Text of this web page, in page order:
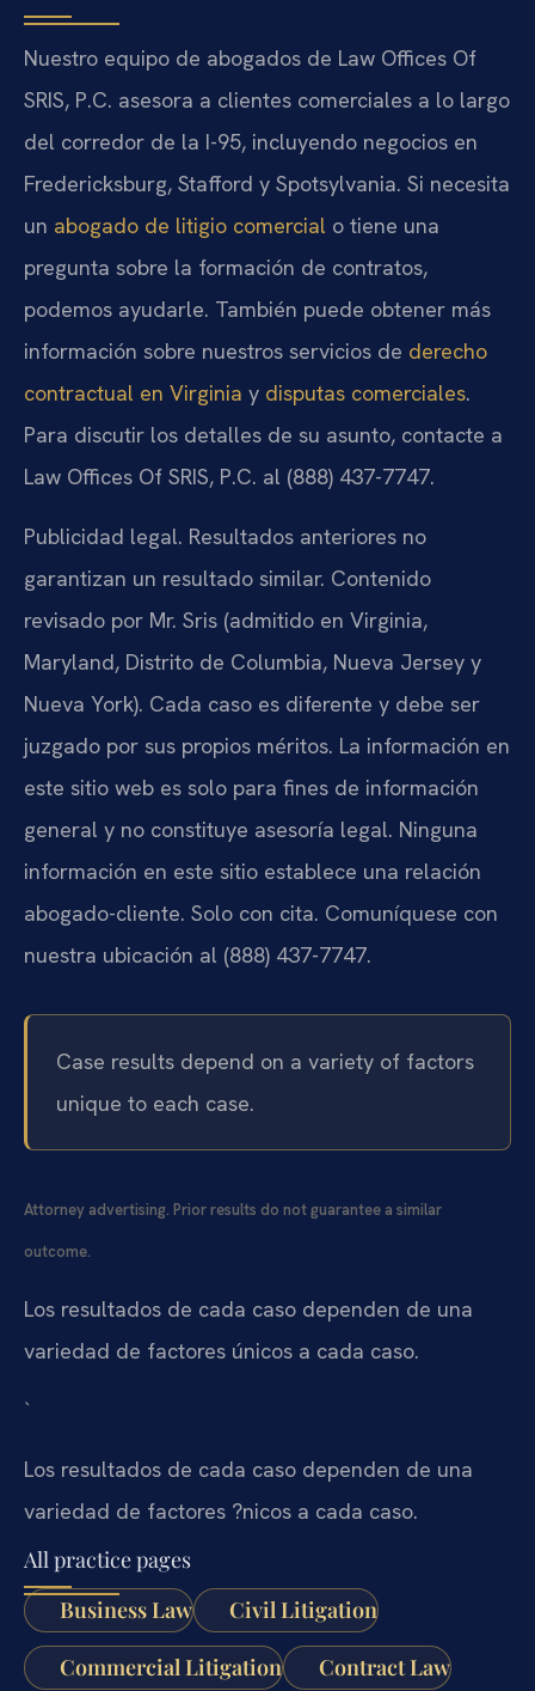
Nuestro equipo de abogados de Law Offices Of
SRIS, P.C. asesora a clientes comerciales a lo largo
del corredor de la I-95, incluyendo negocios en
Fredericksburg, Stafford y Spotsylvania. Si necesita
un abogado de litigio comercial o tiene una
pregunta sobre la formación de contratos,
podemos ayudarle. También puede obtener más
información sobre nuestros servicios de derecho
contractual en Virginia y disputas comerciales.
Para discutir los detalles de su asunto, contacte a
Law Offices Of SRIS, P.C. al (888) 437-7747.
Publicidad legal. Resultados anteriores no
garantizan un resultado similar. Contenido
revisado por Mr. Sris (admitido en Virginia,
Maryland, Distrito de Columbia, Nueva Jersey y
Nueva York). Cada caso es diferente y debe ser
juzgado por sus propios méritos. La información en
este sitio web es solo para fines de información
general y no constituye asesoría legal. Ninguna
información en este sitio establece una relación
abogado-cliente. Solo con cita. Comuníquese con
nuestra ubicación al (888) 437-7747.
Case results depend on a variety of factors
unique to each case.
Attorney advertising. Prior results do not guarantee a similar
outcome.
Los resultados de cada caso dependen de una
variedad de factores únicos a cada caso.
`
Los resultados de cada caso dependen de una
variedad de factores ?nicos a cada caso.
All practice pages
Business Law
Civil Litigation
Commercial Litigation Contract Law